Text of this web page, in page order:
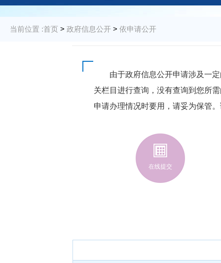
当前位置 :首页 > 政府信息公开 > 依申请公开
由于政府信息公开申请涉及一
关栏目进行查询，没有查询到您所
申请办理情况时要用，请妥为保管
在线提交